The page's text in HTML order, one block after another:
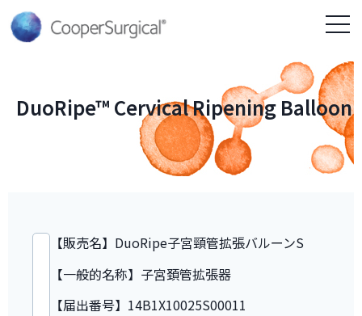
DuoRipe™ Cervical Ripening Balloon
【販売名】DuoRipe子宮頸管拡張バルーンS
【一般的名称】子宮頚管拡張器
【届出番号】14B1X10025S00011